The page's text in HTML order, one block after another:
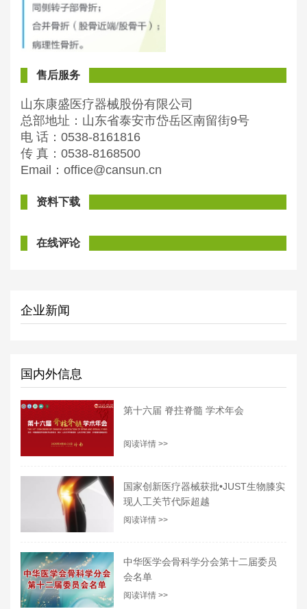
售后服务
山东康盛医疗器械股份有限公司
总部地址：山东省泰安市岱岳区南留街9号
电 话：0538-8161816
传 真：0538-8168500
Email：office@cansun.cn
资料下载
在线评论
企业新闻
国内外信息
第十六届 脊拄脊髓 学术年会
阅读详情 >>
国家创新医疗器械获批•JUST生物膝实
现人工关节代际超越
阅读详情 >>
中华医学会骨科学分会第十二届委员
会名单
阅读详情 >>